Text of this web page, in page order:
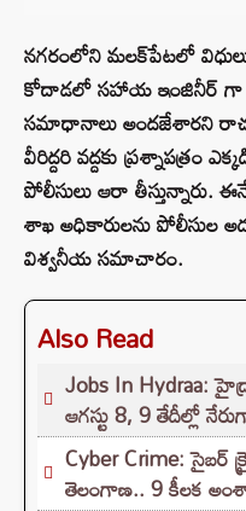
నగరంలోని మలక్‌పేటలో
కోదాడలో సహాయ ఇంజినీర్‌ గా
సమాధానాలు అందజేశారని
వీరిద్దరి వద్దకు ప్రశ్నాపత్రం
పోలీసులు ఆరా తీస్తున్నారు.
శాఖ అధికారులను పోలీసుల
విశ్వనీయ సమాచారం.
Also Read
Jobs In Hydraa:
ఆగస్టు 8, 9 తేదీల్లో
Cyber Crime:
తెలంగాణ.. 9 కీలక